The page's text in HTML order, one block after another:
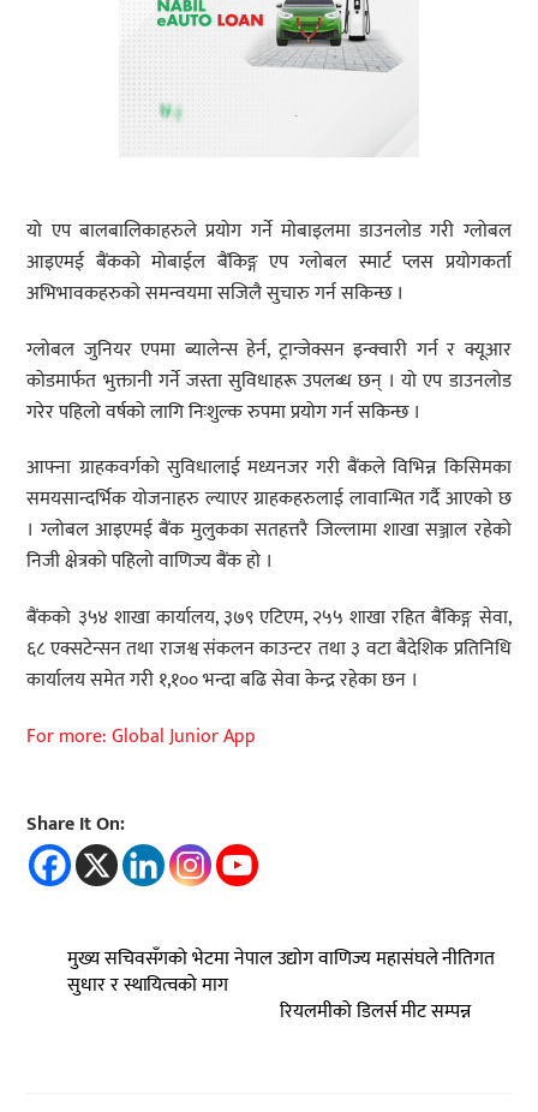
यो एप बालबालिकाहरुले प्रयोग गर्ने मोबाइलमा डाउनलोड गरी ग्लोबल
आइएमई बैंकको मोबाईल बैंकिङ्ग एप ग्लोबल स्मार्ट प्लस प्रयोगकर्ता
अभिभावकहरुको समन्वयमा सजिलै सुचारु गर्न सकिन्छ ।
ग्लोबल जुनियर एपमा ब्यालेन्स हेर्न, ट्रान्जेक्सन इन्क्वारी गर्न र क्यूआर
कोडमार्फत भुक्तानी गर्ने जस्ता सुविधाहरू उपलब्ध छन् । यो एप डाउनलोड
गरेर पहिलो वर्षको लागि निःशुल्क रुपमा प्रयोग गर्न सकिन्छ ।
आफ्ना ग्राहकवर्गको सुविधालाई मध्यनजर गरी बैंकले विभिन्न किसिमका
समयसान्दर्भिक योजनाहरु ल्याएर ग्राहकहरुलाई लावान्भित गर्दै आएको छ
। ग्लोबल आइएमई बैंक मुलुकका सतहत्तरै जिल्लामा शाखा सञ्जाल रहेको
निजी क्षेत्रको पहिलो वाणिज्य बैंक हो ।
बैंकको ३५४ शाखा कार्यालय, ३७९ एटिएम, २५५ शाखा रहित बैंकिङ्ग सेवा,
६८ एक्सटेन्सन तथा राजश्व संकलन काउन्टर तथा ३ वटा बैदेशिक प्रतिनिधि
कार्यालय समेत गरी १,१०० भन्दा बढि सेवा केन्द्र रहेका छन ।
For more: Global Junior App
Share It On:
मुख्य सचिवसँगको भेटमा नेपाल उद्योग वाणिज्य महासंघले नीतिगत
सुधार र स्थायित्वको माग
रियलमीको डिलर्स मीट सम्पन्न